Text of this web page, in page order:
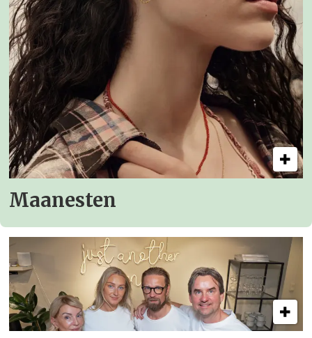
Maanesten